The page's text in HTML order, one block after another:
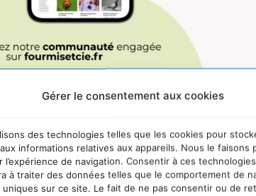
Gérer le consentement aux cookies
des technologies telles que les cookies pour
informations relatives aux appareils. Nous le faisons
l’expérience de navigation. Consentir à ces
à traiter des données telles que le comportement de
uniques sur ce site. Le fait de ne pas consentir ou de
professionnels de la petite enfance,